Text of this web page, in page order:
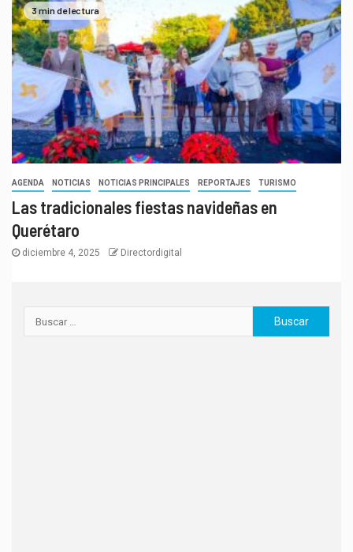
3 min de lectura
AGENDA NOTICIAS NOTICIAS PRINCIPALES REPORTAJES TURISMO
Las tradicionales fiestas navideñas en
Querétaro
diciembre 4, 2025 Directordigital